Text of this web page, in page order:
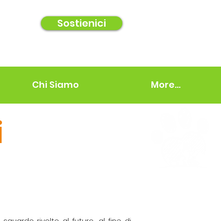
Sostienici
Chi Siamo More...